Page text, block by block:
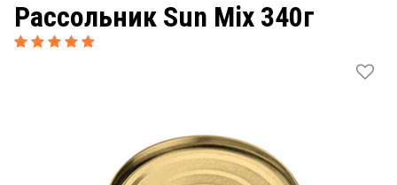
Рассольник Sun Mix 340г